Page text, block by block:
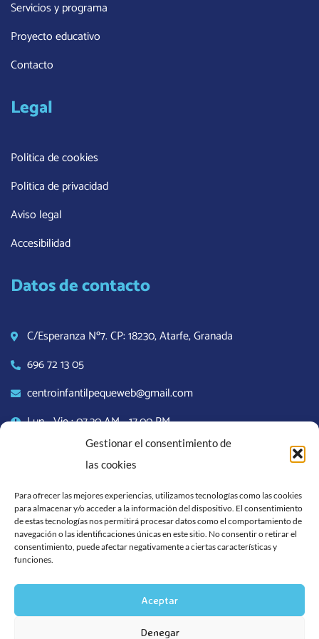
Gestionar el consentimiento de
las cookies
Para ofrecer las mejores experiencias, utilizamos tecnologías como las cookies
para almacenar y/o acceder a la información del dispositivo. El consentimiento
de estas tecnologías nos permitirá procesar datos como el comportamiento de
navegación o las identificaciones únicas en este sitio. No consentir o retirar el
consentimiento, puede afectar negativamente a ciertas características y
funciones.
Aceptar
Denegar
Servicios y programa
Proyecto educativo
Contacto
Legal
Politica de cookies
Politica de privacidad
Aviso legal
Accesibilidad
Datos de contacto
C/Esperanza Nº7. CP: 18230, Atarfe, Granada
696 72 13 05
centroinfantilpequeweb@gmail.com
Lun - Vie : 07.30 AM - 17.00 PM